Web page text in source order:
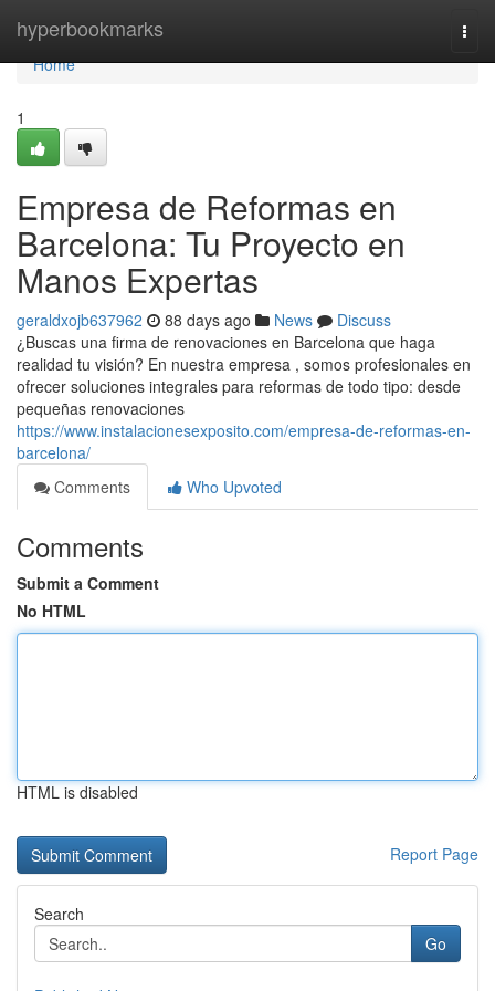
hyperbookmarks
Home
Home
1
Empresa de Reformas en
Barcelona: Tu Proyecto en
Manos Expertas
geraldxojb637962 88 days ago News
Discuss
¿Buscas una firma de renovaciones en Barcelona que haga
realidad tu visión? En nuestra empresa , somos profesionales en
ofrecer soluciones integrales para reformas de todo tipo: desde
pequeñas renovaciones
https://www.instalacionesexposito.com/empresa-de-reformas-en-
barcelona/
Comments
Who Upvoted
Comments
Submit a Comment
No HTML
HTML is disabled
Report Page
Search
Go